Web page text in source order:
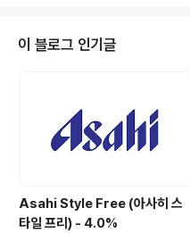
우여곡절이 많았었고, 무시와 괄시도 있
시즌은 악몽과 같았지만.. 유럽클럽축구
다는 말까지 나올정도로 올 시즌의
스는 정말 대단했습니다. - 블로그에
lon)의 람빅들 - Cantillon Gueuze (
이 블로그 인기글
Asahi Style Free (아사히 스
타일 프리) - 4.0%